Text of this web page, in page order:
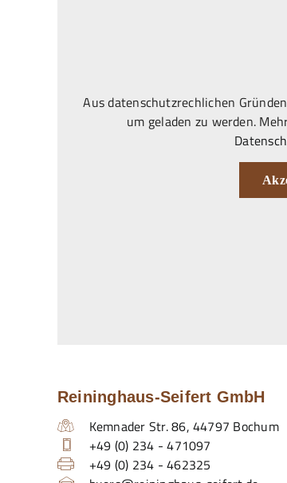
Aus datenschutzrechlichen
um geladen zu werden.
Reininghaus-Seifert GmbH
Kemnader Str. 86,44797 Bochum
+49 (0) 234 - 471097
+49 (0) 234 - 462325